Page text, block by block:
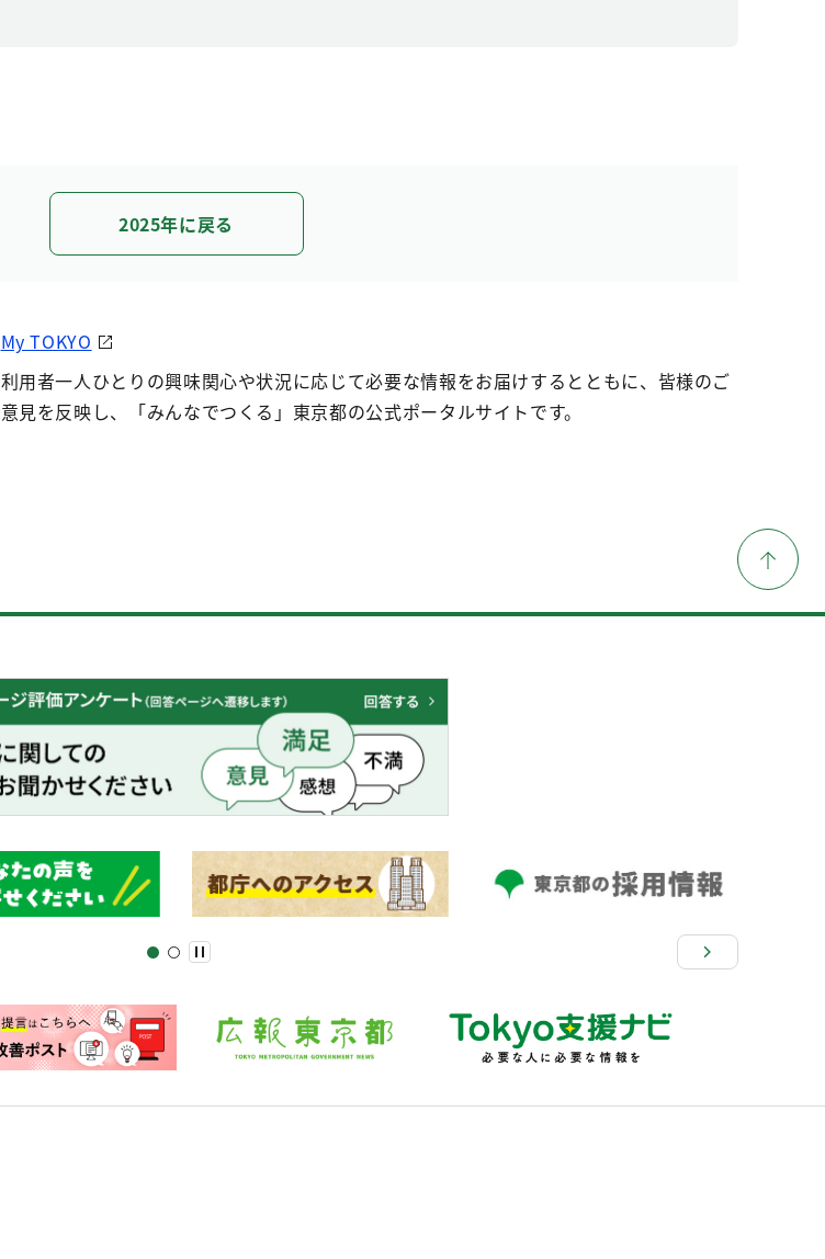
2025年に戻る
My TOKYO
利用者一人ひとりの興味関心や状況に応じて必要な情報をお届けするとともに、皆様のご
意見を反映し、「みんなでつくる」東京都の公式ポータルサイトです。